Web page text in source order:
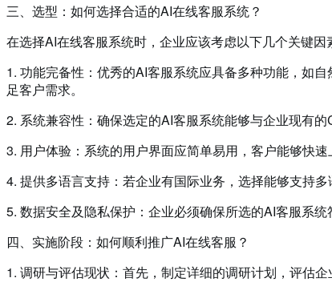
三、选型：如何选择合适的AI在线客服系统？
在选择AI在线客服系统时，企业应该考虑以下几个关键因
1. 功能完备性：优秀的AI客服系统应具备多种功能，如
足客户需求。
2. 系统兼容性：确保选定的AI客服系统能够与企业现有
3. 用户体验：系统的用户界面应简单易用，客户能够快速
4. 提供多语言支持：若企业有国际业务，选择能够支持多
5. 数据安全及隐私保护：企业必须确保所选的AI客服系
四、实施阶段：如何顺利推广AI在线客服？
1. 调研与评估现状：首先，制定详细的调研计划，评估